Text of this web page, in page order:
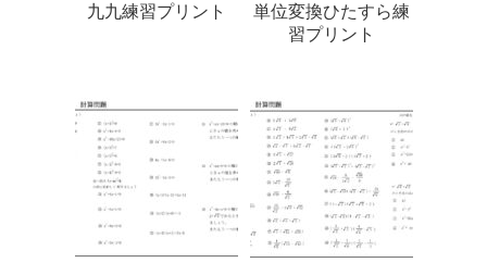
九九練習プリント
単位変換ひたすら練
習プリント